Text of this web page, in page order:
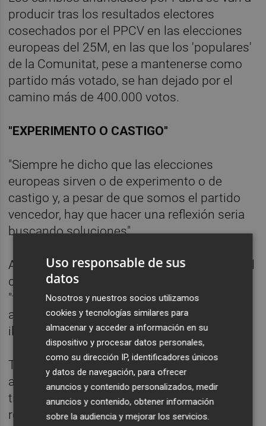
producir tras los resultados electores
cosechados por el PPCV en las elecciones
europeas del 25M, en las que los 'populares'
de la Comunitat, pese a mantenerse como
partido más votado, se han dejado por el
camino más de 400.000 votos.
"EXPERIMENTO O CASTIGO"
"Siempre he dicho que las elecciones
europeas sirven o de experimento o de
castigo y, a pesar de que somos el partido
vencedor, hay que hacer una reflexión seria
buscando soluciones".
Al respecto, ha abogado por no basar todo el
discurso en la economía, que es
"fundamental" pero también "fría", y ha
animado a "construir un nuevo mensaje que
ilusione a los ciudadanos".
Todo ello, ha continuado, frente a "a la
amalgama de izquierdas", que, a su parecer,
tiene en ocasiones planteamientos que
recuerdan a épocas pasadas "como el Muro
Uso responsable de sus
datos
Nosotros y nuestros socios utilizamos
cookies y tecnologías similares para
almacenar y acceder a información en su
dispositivo y procesar datos personales,
como su dirección IP, identificadores únicos
y datos de navegación, para ofrecer
anuncios y contenido personalizados, medir
anuncios y contenido, obtener información
sobre la audiencia y mejorar los servicios.